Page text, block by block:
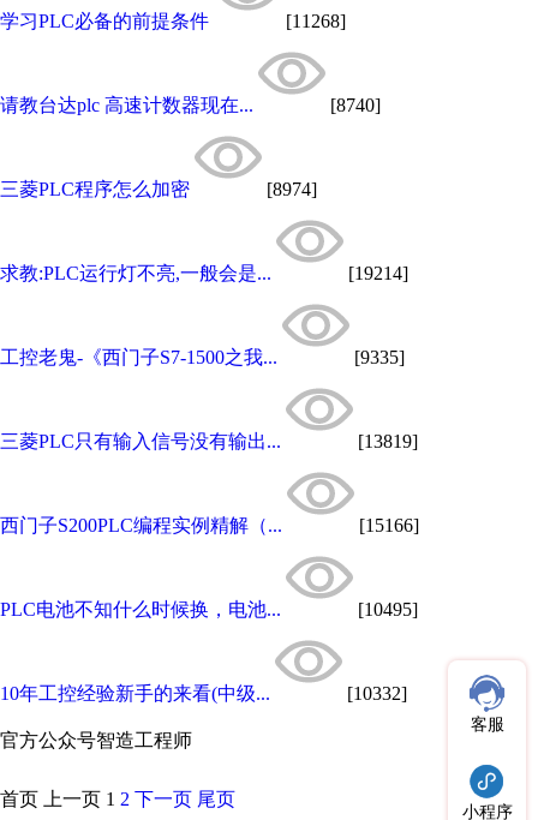
学习PLC必备的前提条件 [11268]
请教台达plc 高速计数器现在... [8740]
三菱PLC程序怎么加密 [8974]
求教:PLC运行灯不亮,一般会是... [19214]
工控老鬼-《西门子S7-1500之我... [9335]
三菱PLC只有输入信号没有输出... [13819]
西门子S200PLC编程实例精解（... [15166]
PLC电池不知什么时候换，电池... [10495]
10年工控经验新手的来看(中级... [10332]
官方公众号智造工程师
客服
小程序
首页 上一页 1 2 下一页 尾页